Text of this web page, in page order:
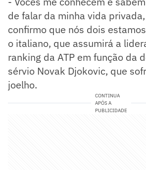
de falar da minha vida
confirmo que nós dois
o italiano, que assumirá a
ranking da ATP em função da
sérvio Novak Djokovic, que
joelho.
CONTINUA
APÓS A
PUBLICIDADE